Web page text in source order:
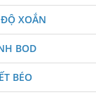
XOẮN
BOD
BÉO